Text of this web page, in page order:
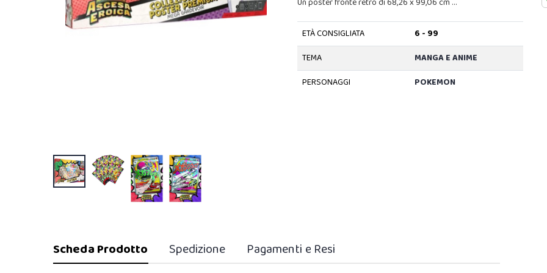
ETÀ CONSIGLIATA
6 - 99
TEMA
MANGA E ANIME
PERSONAGGI
POKEMON
Scheda Prodotto Spedizione Pagamenti e Resi